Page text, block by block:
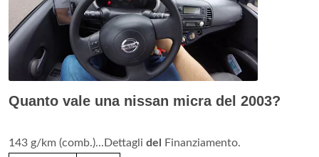
Quanto vale una nissan micra del 2003?
143 g/km (comb.)...Dettagli del
Finanziamento.